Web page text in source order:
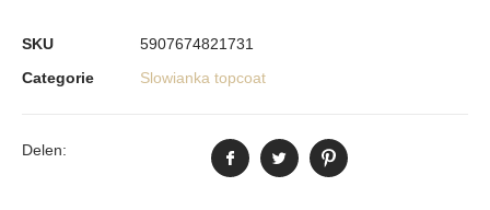
SKU
5907674821731
Categorie
Slowianka topcoat
Delen: